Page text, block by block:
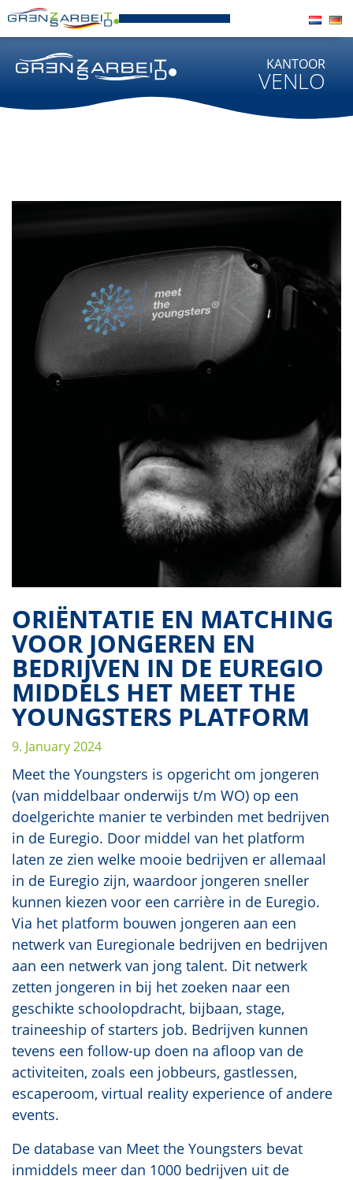
KANTOOR
VENLO
ORIËNTATIE EN MATCHING
VOOR JONGEREN EN
BEDRIJVEN IN DE EUREGIO
MIDDELS HET MEET THE
YOUNGSTERS PLATFORM
9. January 2024
Meet the Youngsters is opgericht om jongeren
(van middelbaar onderwijs t/m WO) op een
doelgerichte manier te verbinden met bedrijven
in de Euregio. Door middel van het platform
laten ze zien welke mooie bedrijven er allemaal
in de Euregio zijn, waardoor jongeren sneller
kunnen kiezen voor een carrière in de Euregio.
Via het platform bouwen jongeren aan een
netwerk van Euregionale bedrijven en bedrijven
aan een netwerk van jong talent. Dit netwerk
zetten jongeren in bij het zoeken naar een
geschikte schoolopdracht, bijbaan, stage,
traineeship of starters job. Bedrijven kunnen
tevens een follow-up doen na afloop van de
activiteiten, zoals een jobbeurs, gastlessen,
escaperoom, virtual reality experience of andere
events.
De database van Meet the Youngsters bevat
inmiddels meer dan 1000 bedrijven uit de